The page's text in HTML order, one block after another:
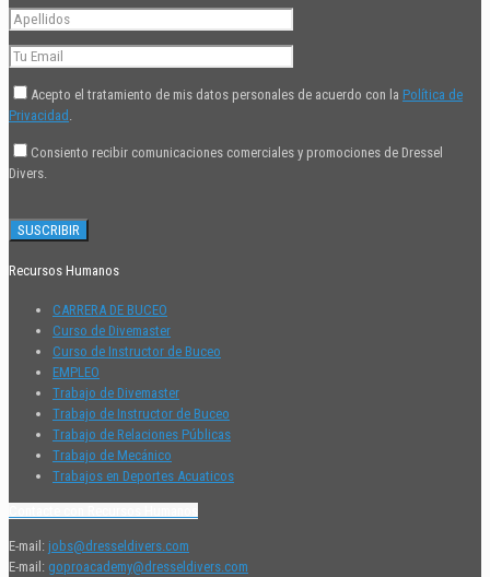
Acepto el tratamiento de mis datos personales de acuerdo con la Política de
Privacidad
Consiento recibir comunicaciones comerciales y promociones de Dressel
Divers.
Recursos Humanos
CARRERA DE BUCEO
Curso de Divemaster
Curso de Instructor de Buceo
EMPLEO
Trabajo de Divemaster
Trabajo de Instructor de Buceo
Trabajo de Relaciones Públicas
Trabajo de Mecánico
Trabajos en Deportes Acuaticos
E-mail: jobs@dresseldivers.com
E-mail: goproacademy@dresseldivers.com